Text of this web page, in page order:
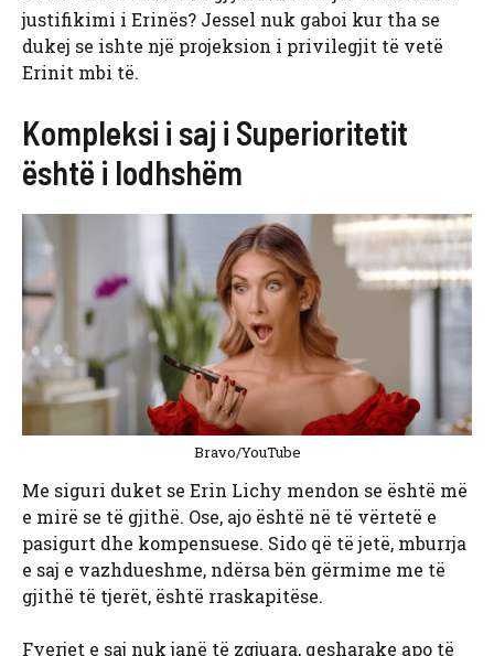
justifikimi i Erinës? Jessel nuk gaboi kur tha se
dukej se ishte një projeksion i privilegjit të vetë
Erinit mbi të.
Kompleksi i saj i Superioritetit
është i lodhshëm
Bravo/YouTube
Me siguri duket se Erin Lichy mendon se është më
e mirë se të gjithë. Ose, ajo është në të vërtetë e
pasigurt dhe kompensuese. Sido që të jetë, mburrja
e saj e vazhdueshme, ndërsa bën gërmime me të
gjithë të tjerët, është rraskapitëse.
Fyerjet e saj nuk janë të zgjuara, qesharake apo të